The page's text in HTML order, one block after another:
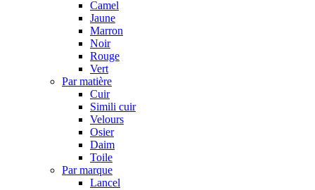
Camel
Jaune
Marron
Noir
Rouge
Vert
Par matière
Cuir
Simili cuir
Velours
Osier
Daim
Toile
Par marque
Lancel